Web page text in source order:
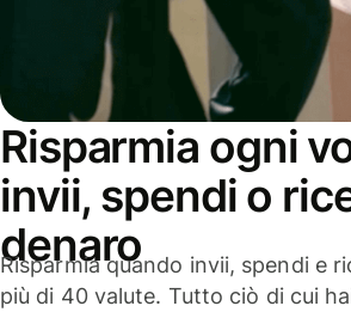
Risparmia ogni
invii, spendi o
denaro
Risparmia quando invii, spendi e
più di 40 valute. Tutto ciò di cui